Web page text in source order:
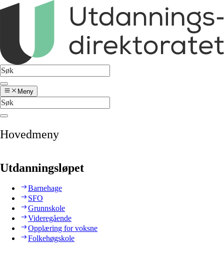
Meny
Hovedmeny
Utdanningsløpet
Barnehage
SFO
Grunnskole
Videregående
Opplæring for voksne
Folkehøgskole